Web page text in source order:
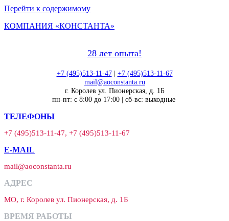
Перейти к содержимому
КОМПАНИЯ «КОНСТАНТА»
28 лет опыта!
+7 (495)513-11-47| +7 (495)513-11-67
mail@aoconstanta.ru
г. Королев ул. Пионерская, д. 1Б
пн-пт: с 8:00 до 17:00 | сб-вс: выходные
ТЕЛЕФОНЫ
+7 (495)513-11-47, +7 (495)513-11-67
E-MAIL
mail@aoconstanta.ru
АДРЕС
МО, г. Королев ул. Пионерская, д. 1Б
ВРЕМЯ РАБОТЫ